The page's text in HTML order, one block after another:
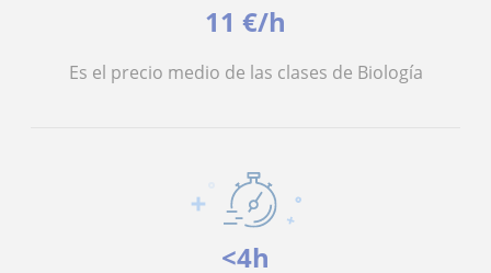
11 €/h
Es el precio medio de las clases de Biología
<4h